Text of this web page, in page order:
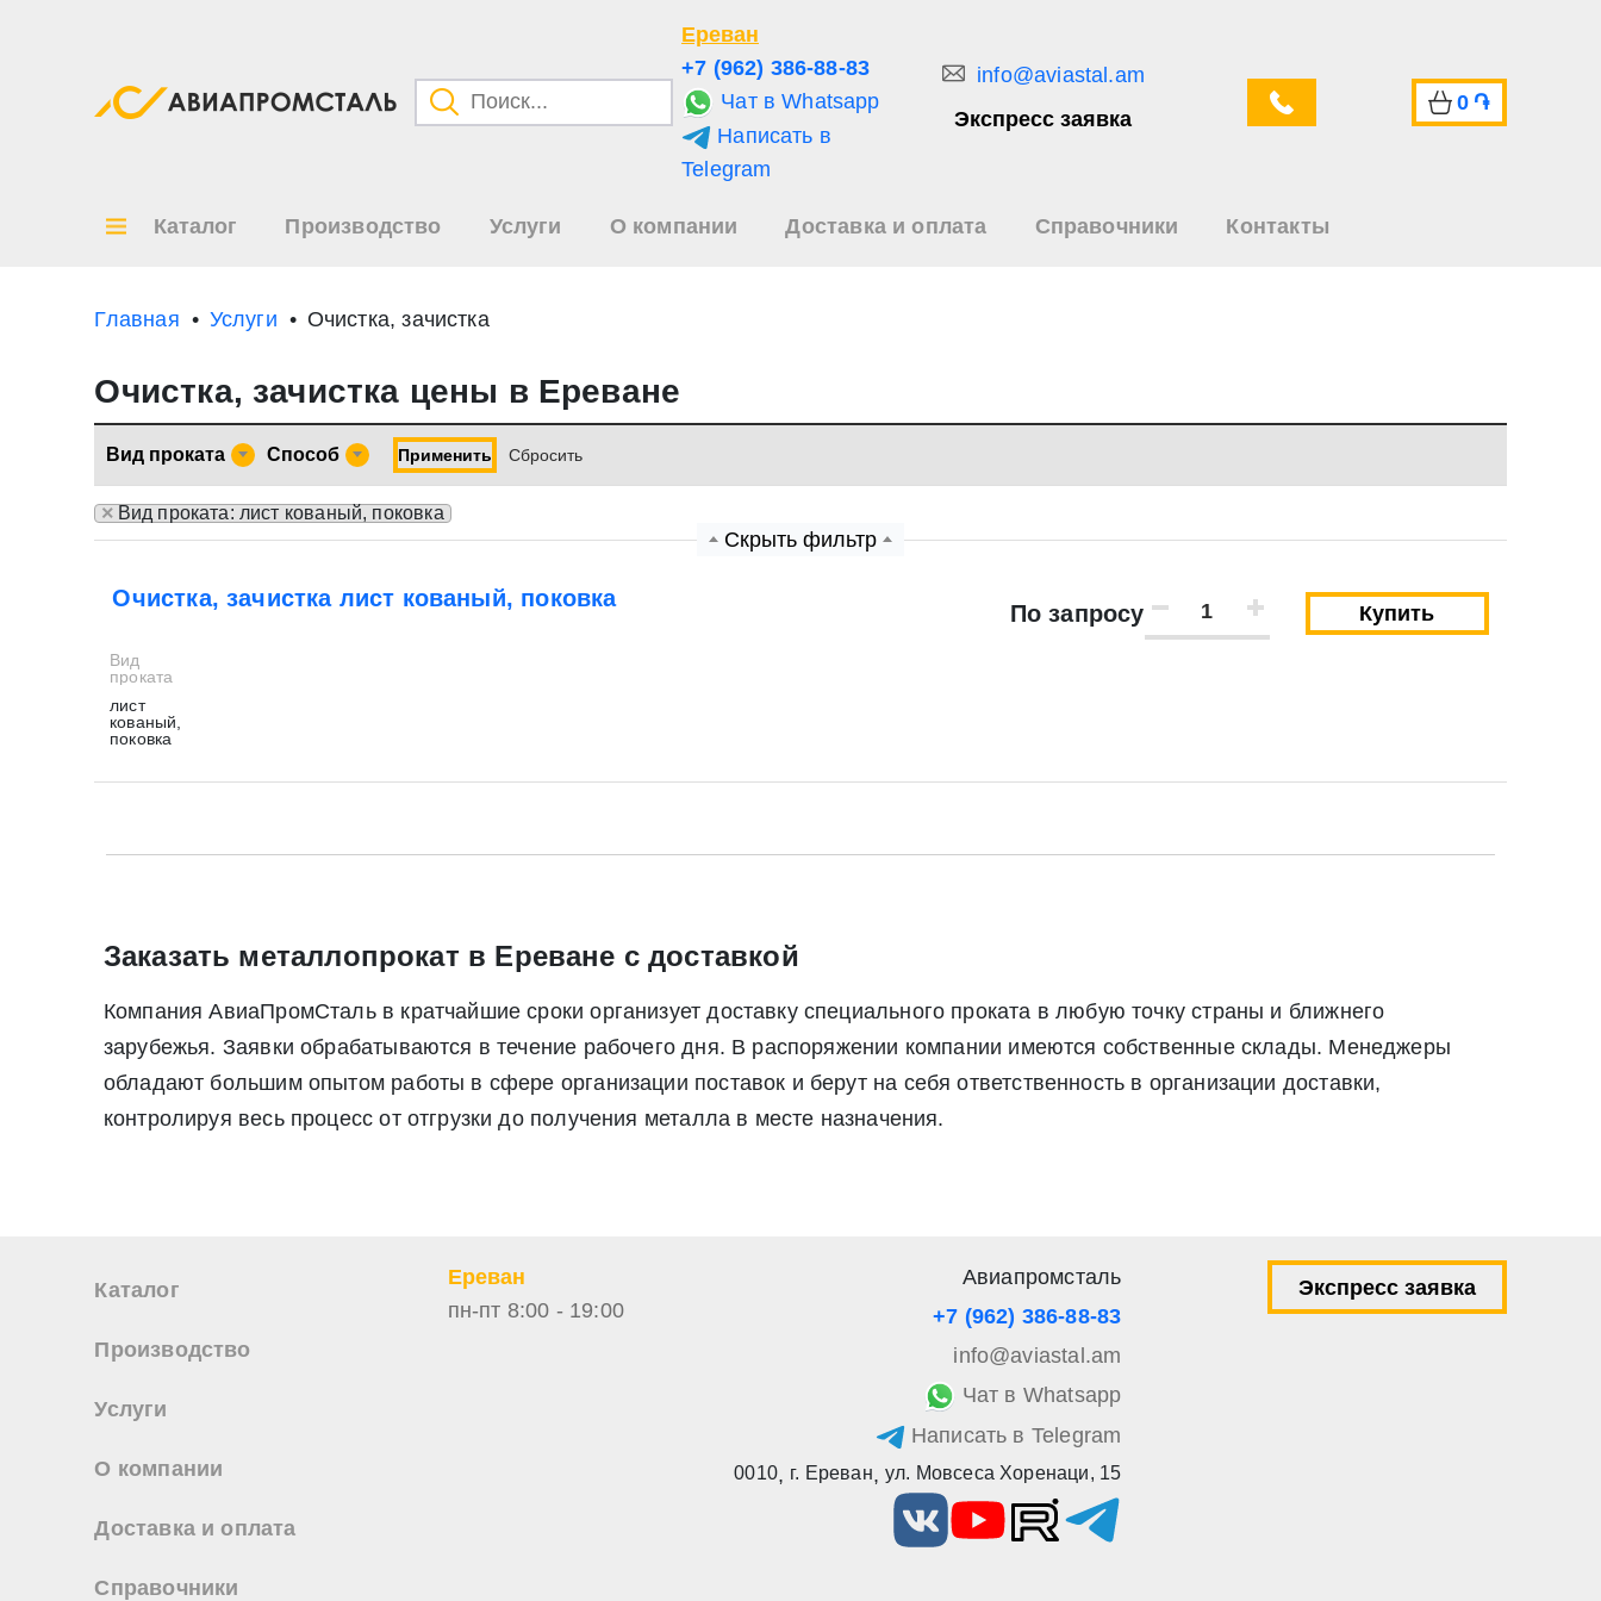
Ереван
+7 (962) 386-88-83
Чат в Whatsapp
Написать в
Telegram
info@aviastal.am
Экспресс заявка
0 ֏
Каталог Производство Услуги О компании Доставка и оплата Справочники Контакты
Главная Услуги Очистка, зачистка
Очистка, зачистка цены в Ереване
Вид проката Способ Применить Cбросить
× Вид проката: лист кованый, поковка
Скрыть фильтр
Очистка, зачистка лист кованый, поковка
По запросу
Вид
проката
лист
кованый,
поковка
Купить
Заказать металлопрокат в Ереване с доставкой
Компания АвиаПромСталь в кратчайшие сроки организует доставку специального проката в любую точку страны и ближнего
зарубежья. Заявки обрабатываются в течение рабочего дня. В распоряжении компании имеются собственные склады. Менеджеры
обладают большим опытом работы в сфере организации поставок и берут на себя ответственность в организации доставки,
контролируя весь процесс от отгрузки до получения металла в месте назначения.
Каталог
Производство
Услуги
О компании
Доставка и оплата
Справочники
Ереван
пн-пт 8:00 - 19:00
Авиапромсталь
+7 (962) 386-88-83
info@aviastal.am
Чат в Whatsapp
Написать в Telegram
0010, г. Ереван, ул. Мовсеса Хоренаци, 15
Экспресс заявка
Отправить заявку
июля 2006 г. N 152-ФЗ «О персональных данных», а также соглашаетесь на информационную рассылку по средством e-mail или СМС
Прикрепить файл (до 20 mb)
Отправить заявку
Нажимая на кнопку «Отправить заявку» Вы даете согласие на обработку своих персональных данных в соответствии со статьей 9 Федерального закона от 27 июля 2006 г. N 152-ФЗ «О
персональных данных», а также соглашаетесь на информационную рассылку по средством e-mail или СМС